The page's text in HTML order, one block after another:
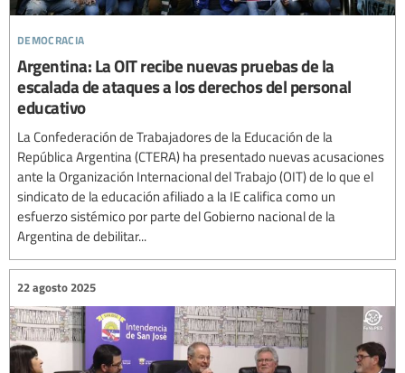
democracia
Argentina: La OIT recibe nuevas pruebas de la
escalada de ataques a los derechos del personal
educativo
La Confederación de Trabajadores de la Educación de la
República Argentina (CTERA) ha presentado nuevas acusaciones
ante la Organización Internacional del Trabajo (OIT) de lo que el
sindicato de la educación afiliado a la IE califica como un
esfuerzo sistémico por parte del Gobierno nacional de la
Argentina de debilitar...
22 agosto 2025